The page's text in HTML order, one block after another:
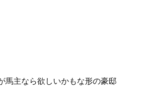
馬主なら欲しいかもな形の豪邸